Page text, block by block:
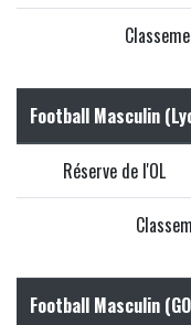
Football Masculin
Réserve de l'OL
Football Masculin